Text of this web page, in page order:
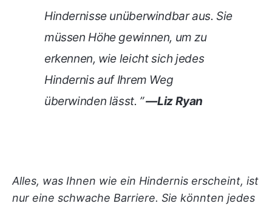
Hindernisse unüberwindbar aus. Sie
müssen Höhe gewinnen, um zu
erkennen, wie leicht sich jedes
Hindernis auf Ihrem Weg
überwinden lässt. ”—Liz Ryan
Alles, was Ihnen wie ein Hindernis erscheint, ist
nur eine schwache Barriere. Sie könnten jedes